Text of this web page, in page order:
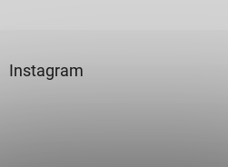
Instagram